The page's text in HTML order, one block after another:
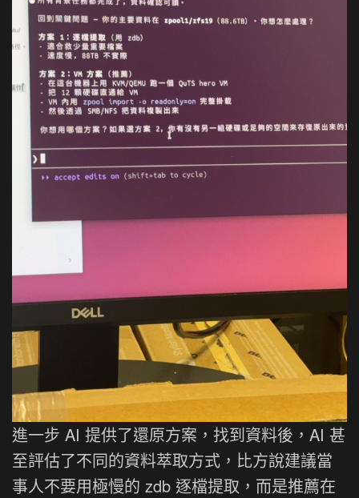
進一步 AI 提供了還原方案，找到資料後，AI 甚
至評估了不同的資料萃取方式，比方說建議當
事人不要用極慢的 zdb 逐檔提取，而是推薦在